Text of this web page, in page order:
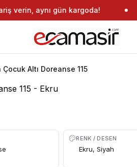
verin, aynı gün kargoda!
Altı Doreanse 115
RENK / DESEN
Ekru, Siyah